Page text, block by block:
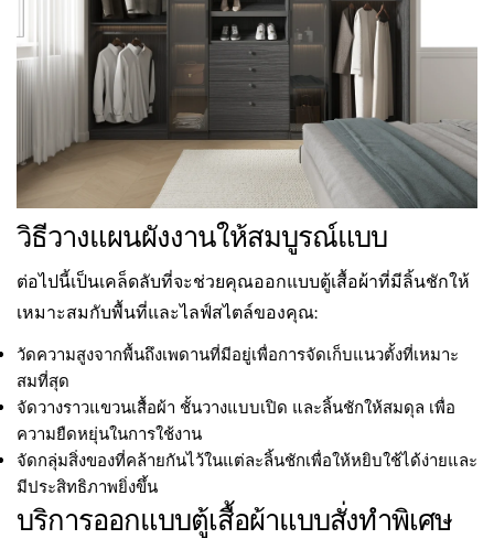
วิธีวางแผนผังงานให้สมบูรณ์แบบ
ต่อไปนี้เป็นเคล็ดลับที่จะช่วยคุณออกแบบตู้เสื้อผ้าที่มีลิ้นชักให้
เหมาะสมกับพื้นที่และไลฟ์สไตล์ของคุณ:
วัดความสูงจากพื้นถึงเพดานที่มีอยู่เพื่อการจัดเก็บแนวตั้งที่เหมาะ
สมที่สุด
จัดวางราวแขวนเสื้อผ้า ชั้นวางแบบเปิด และลิ้นชักให้สมดุล เพื่อ
ความยืดหยุ่นในการใช้งาน
จัดกลุ่มสิ่งของที่คล้ายกันไว้ในแต่ละลิ้นชักเพื่อให้หยิบใช้ได้ง่ายและ
มีประสิทธิภาพยิ่งขึ้น
บริการออกแบบตู้เสื้อผ้าแบบสั่งทำพิเศษ